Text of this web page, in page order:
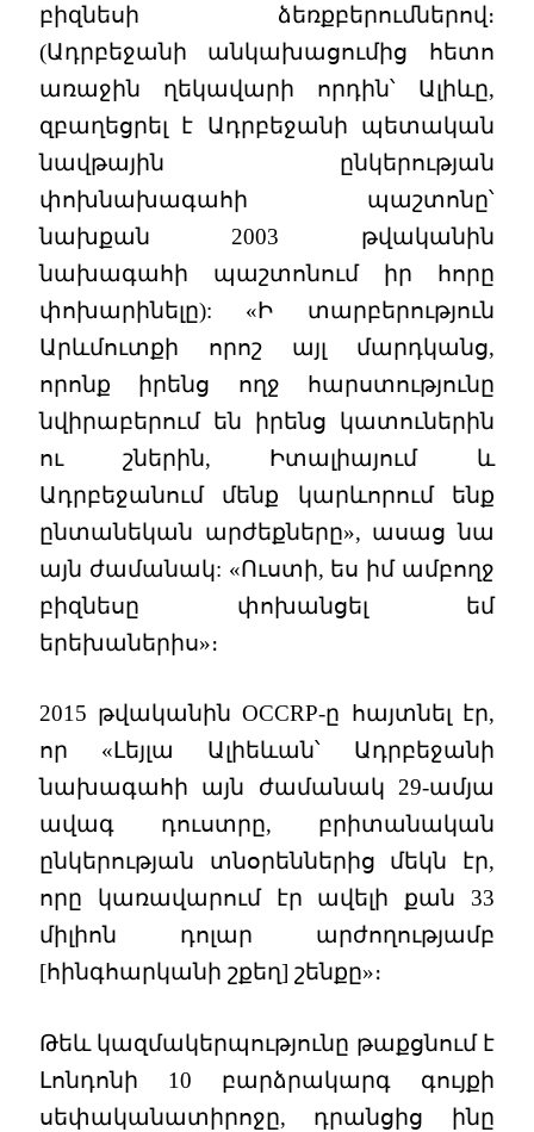
բիզնեսի ձեռքբերումներով։
(Ադրբեջանի անկախացումից հետո
առաջին ղեկավարի որդին՝ Ալիևը,
զբաղեցրել է Ադրբեջանի պետական
նավթային ընկերության
փոխնախագահի պաշտոնը՝
նախքան 2003 թվականին
նախագահի պաշտոնում իր հորը
փոխարինելը): «Ի տարբերություն
Արևմուտքի որոշ այլ մարդկանց,
որոնք իրենց ողջ հարստությունը
նվիրաբերում են իրենց կատուներին
ու շներին, Իտալիայում և
Ադրբեջանում մենք կարևորում ենք
ընտանեկան արժեքները», ասաց նա
այն ժամանակ: «Ուստի, ես իմ ամբողջ
բիզնեսը փոխանցել եմ
երեխաներիս»։
2015 թվականին OCCRP-ը հայտնել էր,
որ «Լեյլա Ալիեևան՝ Ադրբեջանի
նախագահի այն ժամանակ 29-ամյա
ավագ դուստրը, բրիտանական
ընկերության տնօրեններից մեկն էր,
որը կառավարում էր ավելի քան 33
միլիոն դոլար արժողությամբ
[հինգհարկանի շքեղ] շենքը»։
Թեև կազմակերպությունը թաքցնում է
Լոնդոնի 10 բարձրակարգ գույքի
սեփականատիրոջը, դրանցից ինը